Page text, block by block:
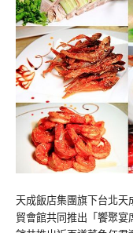
天成飯店集團旗下台北天
貿會館共同推出「饗聚宴